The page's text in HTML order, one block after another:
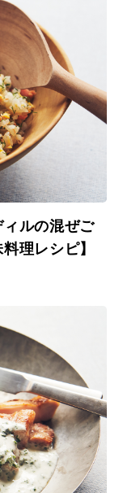
ィルの混ぜご
理レシピ】